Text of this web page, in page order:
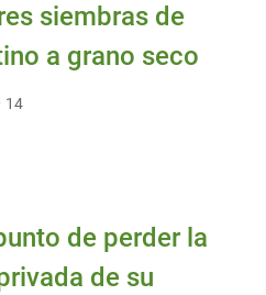
siembras de
a grano seco
14
de perder la
de su